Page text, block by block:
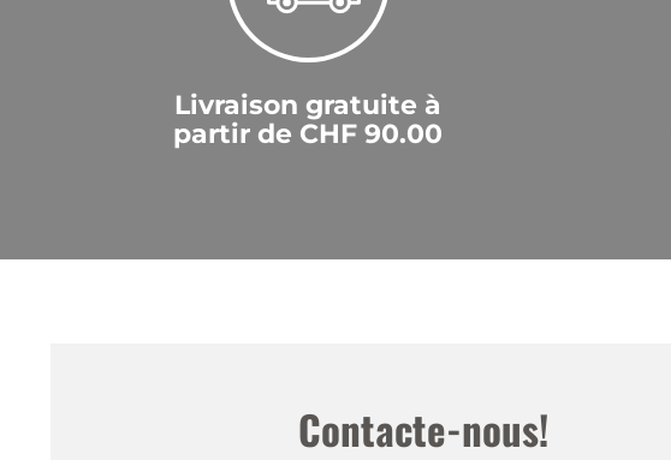
Livraison gratuite à
partir de CHF 90.00
Contacte-nous!